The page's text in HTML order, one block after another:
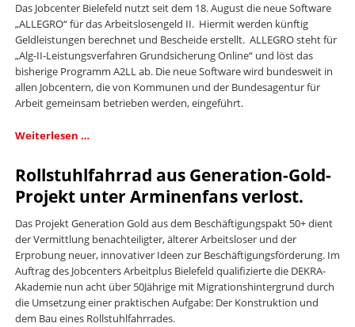
Das Jobcenter Bielefeld nutzt seit dem 18. August die neue Software
„ALLEGRO“ für das Arbeitslosengeld II. Hiermit werden künftig
Geldleistungen berechnet und Bescheide erstellt. ALLEGRO steht für
„Alg-II-Leistungsverfahren Grundsicherung Online“ und löst das
bisherige Programm A2LL ab. Die neue Software wird bundesweit in
allen Jobcentern, die von Kommunen und der Bundesagentur für
Arbeit gemeinsam betrieben werden, eingeführt.
Weiterlesen …Neue
sorgt
für
mehr
Rollstuhlfahrrad aus Generation-Gold-
Projekt unter Arminenfans verlost.
Das Projekt Generation Gold aus dem Beschäftigungspakt 50+ dient
der Vermittlung benachteiligter, älterer Arbeitsloser und der
Erprobung neuer, innovativer Ideen zur Beschäftigungsförderung. Im
Auftrag des Jobcenters Arbeitplus Bielefeld qualifizierte die DEKRA-
Akademie nun acht über 50Jährige mit Migrationshintergrund durch
die Umsetzung einer praktischen Aufgabe: Der Konstruktion und
dem Bau eines Rollstuhlfahrrades.